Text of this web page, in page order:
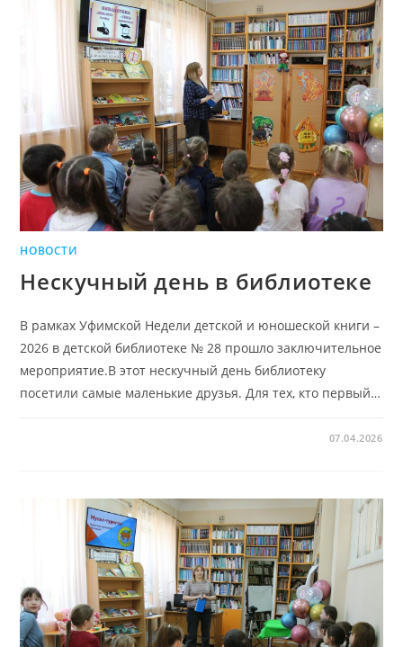
НОВОСТИ
Нескучный день в библиотеке
В рамках Уфимской Недели детской и юношеской книги –
2026 в детской библиотеке № 28 прошло заключительное
мероприятие.В этот нескучный день библиотеку
посетили самые маленькие друзья. Для тех, кто первый…
07.04.2026